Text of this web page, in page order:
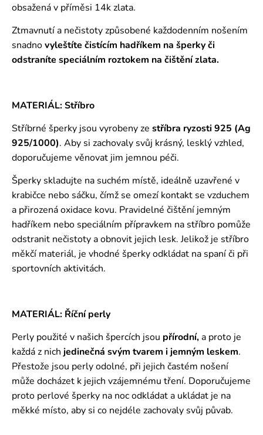
obsažená v příměsi 14k zlata.
Ztmavnutí a nečistoty způsobené každodenním nošením
snadnovyleštíte čistícím hadříkem na šperky či
odstraníte speciálním roztokem na čištění zlata.
MATERIÁL: Stříbro
Stříbrné šperky jsou vyrobeny ze stříbra ryzosti 925 (Ag
925/1000). Aby si zachovaly svůj krásný, lesklý vzhled,
doporučujeme věnovat jim jemnou péči.
Šperky skladujte na suchém místě, ideálně uzavřené v
krabičce nebo sáčku, čímž se omezí kontakt se vzduchem
a přirozená oxidace kovu. Pravidelné čištění jemným
hadříkem nebo speciálním přípravkem na stříbro pomůže
odstranit nečistoty a obnovit jejich lesk. Jelikož je stříbro
měkčí materiál, je vhodné šperky odkládat na spaní či při
sportovních aktivitách.
MATERIÁL: Říční perly
Perly použité v našich špercích jsou přírodní,a proto je
každá z nich jedinečná svým tvarem i jemným leskem.
Přestože jsou perly odolné, při jejich častém nošení
může docházet k jejich vzájemnému tření. Doporučujeme
proto perlové šperky na noc odkládat a ukládat je na
měkké místo, aby si co nejdéle zachovaly svůj půvab.